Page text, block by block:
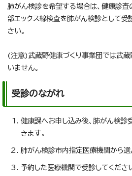
肺がん検診を希望する場合は、健康診査
部エックス線検査を肺がん検診として受
さい。
(注意)武蔵野健康づくり事業団では武
いません。
受診のながれ
健康課へお申し込み後、肺がん検診
きます。
肺がん検診市内指定医療機関から選
予約した医療機関で受診してくださ